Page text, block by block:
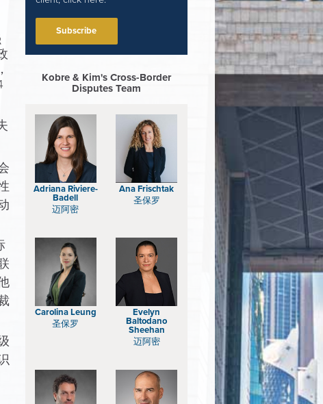
Subscribe
Kobre & Kim's Cross-Border
Disputes Team
Adriana Riviere-
Badell
迈阿密
Ana Frischtak
圣保罗
Carolina Leung
圣保罗
Evelyn
Baltodano
Sheehan
迈阿密